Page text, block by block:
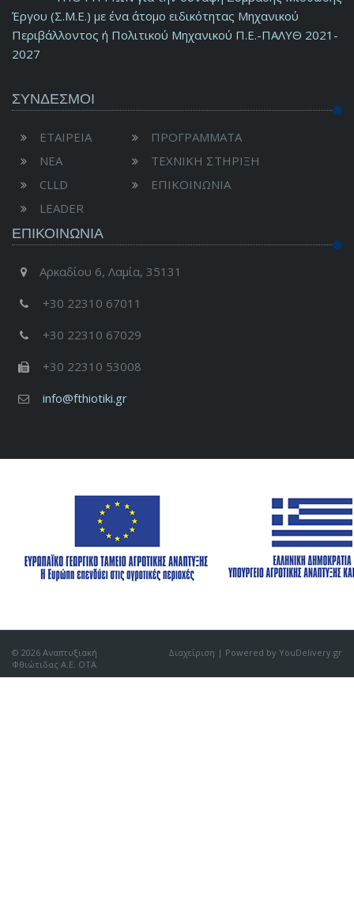
Έργου (Σ.Μ.Ε.) με ένα άτομο ειδικότητας Μηχανικού
Περιβάλλοντος ή Πολιτικού Μηχανικού Π.Ε.-ΠΑΛΥΘ 2021-
2027
ΣΥΝΔΕΣΜΟΙ
ΕΤΑΙΡΕΙΑ
ΝΕΑ
CLLD
LEADER
ΠΡΟΓΡΑΜΜΑΤΑ
ΤΕΧΝΙΚΗ ΣΤΗΡΙΞΗ
ΕΠΙΚΟΙΝΩΝΙΑ
ΕΠΙΚΟΙΝΩΝΊΑ
Αρκαδίου 6, Λαμία, 35131
+30 22310 67011
+30 22310 67029
+30 22310 53008
info@fthiotiki.gr
© 2026 Αναπτυξιακή
Φθιώτιδας Α.Ε. ΟΤΑ
Διαχείριση | Powered by YouDelivery.gr